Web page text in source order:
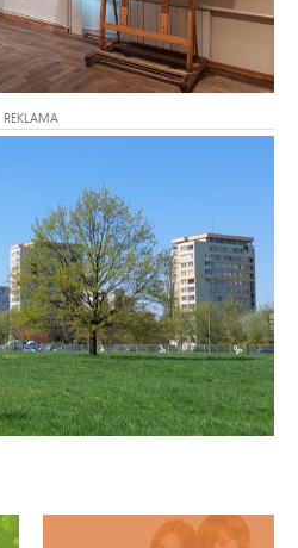
REKLAMA